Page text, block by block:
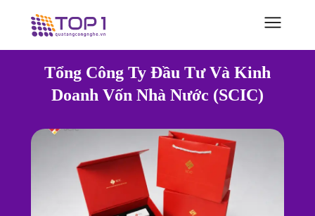
Tổng Công Ty Đầu Tư Và Kinh
Doanh Vốn Nhà Nước (SCIC)